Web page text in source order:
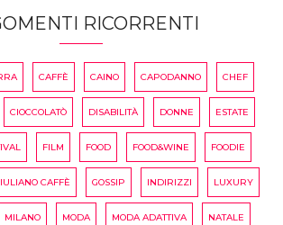
RICORRENTI
CAFFÈ CAINO CAPODANNO CHEF
CIOCCOLATÒ DISABILITÀ DONNE ESTATE
FILM FOOD FOOD&WINE FOODIE
CAFFÈ GOSSIP INDIRIZZI LUXURY
MILANO MODA MODA ADATTIVA NATALE